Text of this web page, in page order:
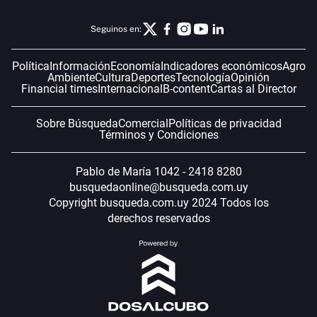
Seguinos en:
PolíticaInformaciónEconomíaIndicadores económicosAgro
AmbienteCulturaDeportesTecnologíaOpinión
Financial timesInternacionalB-contentCartas al Director
Sobre BúsquedaComercialPolíticas de privacidad
Términos y Condiciones
Pablo de María 1042 - 2418 8280
busquedaonline@busqueda.com.uy
Copyright busqueda.com.uy 2024 Todos los
derechos reservados